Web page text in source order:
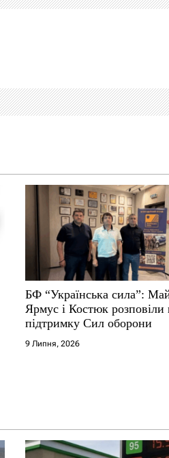
БФ “Українська сила”:
Ярмус і Костюк розповіли
підтримку Сил оборони
9 Липня, 2026